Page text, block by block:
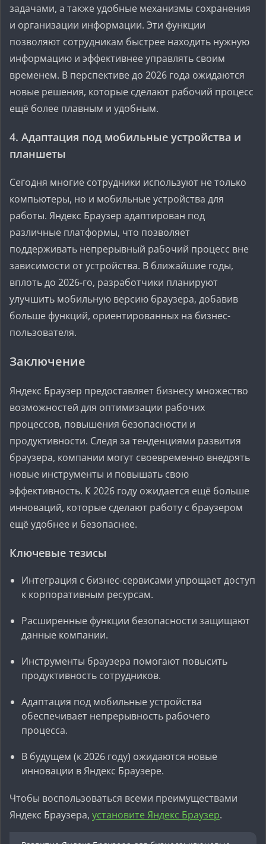
задачами, а также удобные механизмы сохранения
и организации информации. Эти функции
позволяют сотрудникам быстрее находить нужную
информацию и эффективнее управлять своим
временем. В перспективе до 2026 года ожидаются
новые решения, которые сделают рабочий процесс
ещё более плавным и удобным.
4. Адаптация под мобильные устройства и
планшеты
Сегодня многие сотрудники используют не только
компьютеры, но и мобильные устройства для
работы. Яндекс Браузер адаптирован под
различные платформы, что позволяет
поддерживать непрерывный рабочий процесс вне
зависимости от устройства. В ближайшие годы,
вплоть до 2026-го, разработчики планируют
улучшить мобильную версию браузера, добавив
больше функций, ориентированных на бизнес-
пользователя.
Заключение
Яндекс Браузер предоставляет бизнесу множество
возможностей для оптимизации рабочих
процессов, повышения безопасности и
продуктивности. Следя за тенденциями развития
браузера, компании могут своевременно внедрять
новые инструменты и повышать свою
эффективность. К 2026 году ожидается ещё больше
инноваций, которые сделают работу с браузером
ещё удобнее и безопаснее.
Ключевые тезисы
Интеграция с бизнес-сервисами упрощает доступ
к корпоративным ресурсам.
Расширенные функции безопасности защищают
данные компании.
Инструменты браузера помогают повысить
продуктивность сотрудников.
Адаптация под мобильные устройства
обеспечивает непрерывность рабочего
процесса.
В будущем (к 2026 году) ожидаются новые
инновации в Яндекс Браузере.
Чтобы воспользоваться всеми преимуществами
Яндекс Браузера, установите Яндекс Браузер.